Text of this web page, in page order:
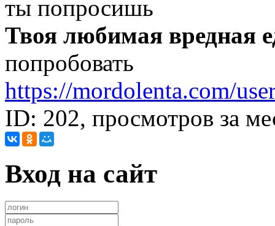
ты попросишь
Твоя любимая вредная
попробовать
https://mordolenta.com/
ID: 202, просмотров за
Вход на сайт